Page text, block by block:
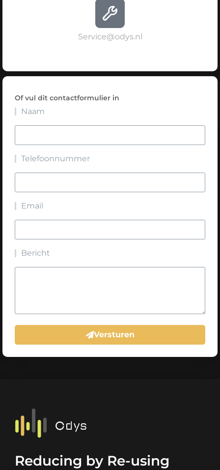
Service@odys.nl
Of vul dit contactformulier in
Naam
Telefoonnummer
Email
Bericht
Versturen
Reducing by Re-using